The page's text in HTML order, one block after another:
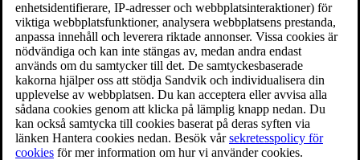
enhetsidentifierare, IP-adresser och webbplatsinteraktioner) för
viktiga webbplatsfunktioner, analysera webbplatsens prestanda,
anpassa innehåll och leverera riktade annonser. Vissa cookies är
nödvändiga och kan inte stängas av, medan andra endast
används om du samtycker till det. De samtyckesbaserade
kakorna hjälper oss att stödja Sandvik och individualisera din
upplevelse av webbplatsen. Du kan acceptera eller avvisa alla
sådana cookies genom att klicka på lämplig knapp nedan. Du
kan också samtycka till cookies baserat på deras syften via
länken Hantera cookies nedan. Besök vårsekretesspolicy för
cookies för mer information om hur vi använder cookies.